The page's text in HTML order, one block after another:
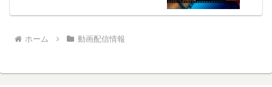
ホーム 動画配信情報